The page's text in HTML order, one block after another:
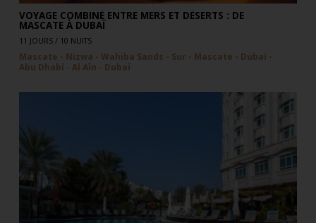
VOYAGE COMBINÉ ENTRE MERS ET DÉSERTS : DE
MASCATE À DUBAÏ
11 JOURS / 10 NUITS
Mascate - Nizwa - Wahiba Sands - Sur - Mascate - Dubaï -
Abu Dhabi - Al Aïn - Dubaï